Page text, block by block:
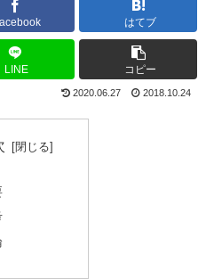
はてブ
LINE コピー
2020.06.27 2018.10.24